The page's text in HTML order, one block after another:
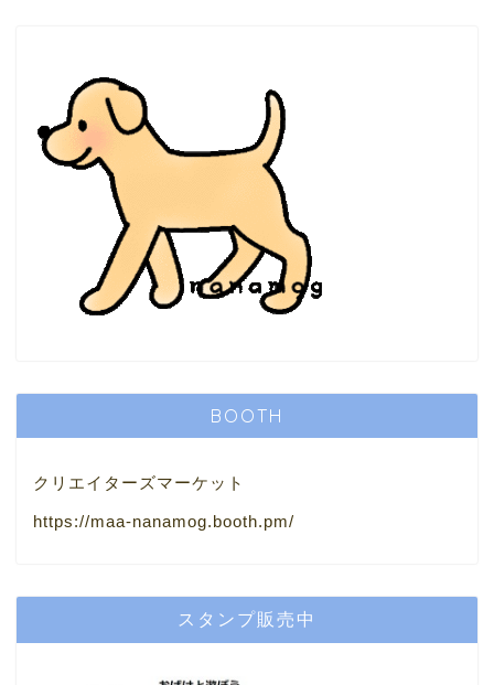
BOOTH
クリエイターズマーケット
https://maa-nanamog.booth.pm/
スタンプ販売中